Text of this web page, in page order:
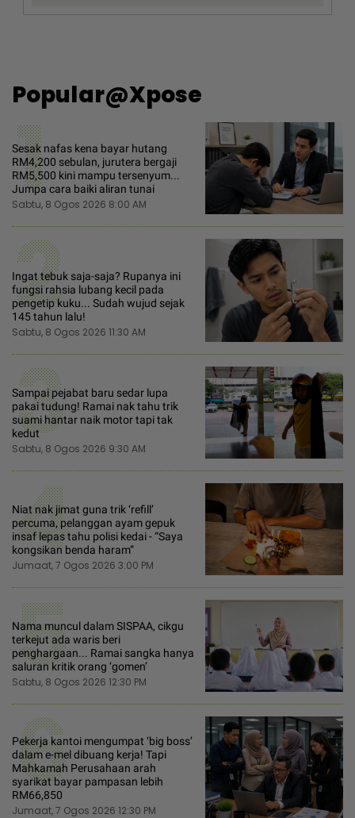
Popular@Xpose
1
Sesak nafas kena bayar hutang
RM4,200 sebulan, jurutera bergaji
RM5,500 kini mampu tersenyum...
Jumpa cara baiki aliran tunai
Sabtu, 8 Ogos 2026 8:00 AM
2
Ingat tebuk saja-saja? Rupanya ini
fungsi rahsia lubang kecil pada
pengetip kuku... Sudah wujud sejak
145 tahun lalu!
Sabtu, 8 Ogos 2026 11:30 AM
3
Sampai pejabat baru sedar lupa
pakai tudung! Ramai nak tahu trik
suami hantar naik motor tapi tak
kedut
Sabtu, 8 Ogos 2026 9:30 AM
4
Niat nak jimat guna trik ‘refill’
percuma, pelanggan ayam gepuk
insaf lepas tahu polisi kedai - “Saya
kongsikan benda haram”
Jumaat, 7 Ogos 2026 3:00 PM
5
Nama muncul dalam SISPAA, cikgu
terkejut ada waris beri
penghargaan... Ramai sangka hanya
saluran kritik orang ‘gomen’
Sabtu, 8 Ogos 2026 12:30 PM
6
Pekerja kantoi mengumpat ‘big boss’
dalam e-mel dibuang kerja! Tapi
Mahkamah Perusahaan arah
syarikat bayar pampasan lebih
RM66,850
Jumaat, 7 Ogos 2026 12:30 PM